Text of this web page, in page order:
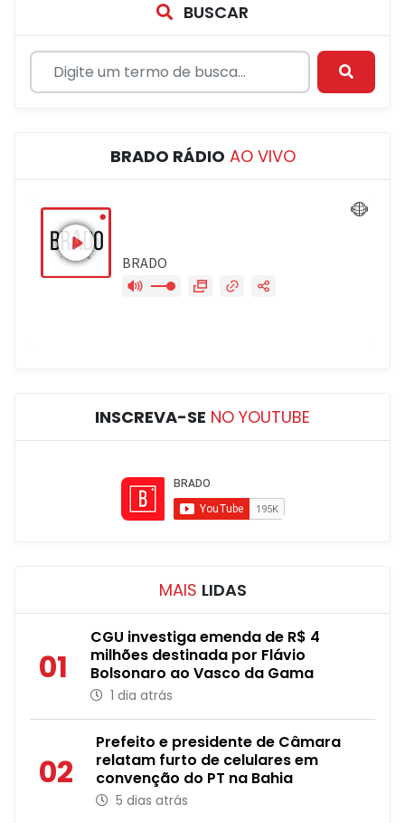
BUSCAR
BRADO RÁDIO AO VIVO
INSCREVA-SE NO YOUTUBE
MAIS LIDAS
01
CGU investiga emenda de R$ 4
milhões destinada por Flávio
Bolsonaro ao Vasco da Gama
1 dia atrás
02
Prefeito e presidente de Câmara
relatam furto de celulares em
convenção do PT na Bahia
5 dias atrás